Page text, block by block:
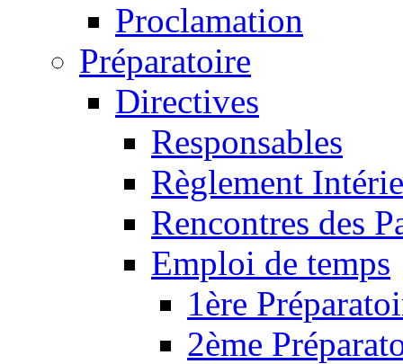
Proclamation
Préparatoire
Directives
Responsables
Règlement
Rencontres des
Emploi de temps
1ère
2ème